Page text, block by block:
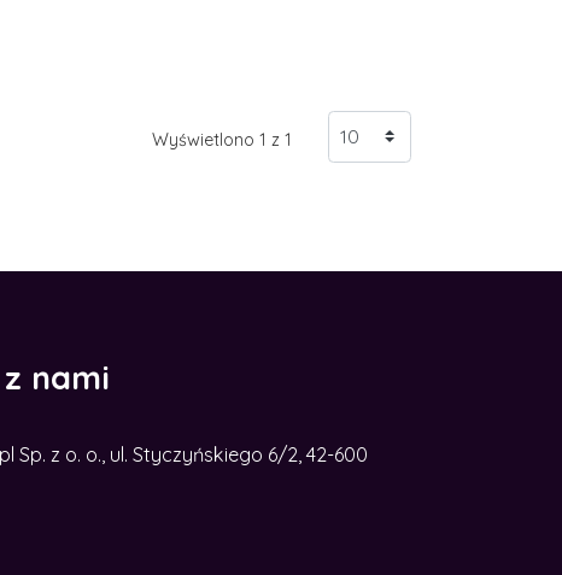
Wyświetlono 1 z 1
nami
Sp. z o. o., ul. Styczyńskiego 6/2, 42-600